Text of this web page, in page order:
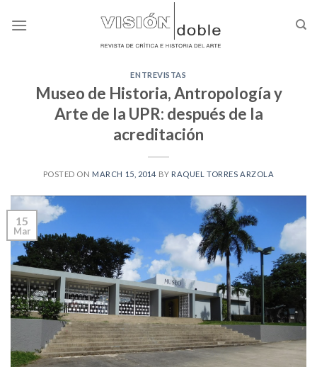
ENTREVISTAS
Museo de Historia, Antropología y
Arte de la UPR: después de la
acreditación
POSTED ON MARCH 15, 2014 BY RAQUEL TORRES ARZOLA
15
Mar